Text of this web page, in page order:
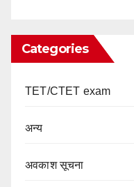
Categories
TET/CTET exam
अन्य
अवकाश सूचना